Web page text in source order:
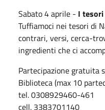
Sabato 4 aprile - I
Tuffiamoci nei tesori di
contrari, versi, cerca-
ingredienti che ci
Partecipazione gratuita
Biblioteca (max 10
tel. 0308929460-461
cell. 3383701140